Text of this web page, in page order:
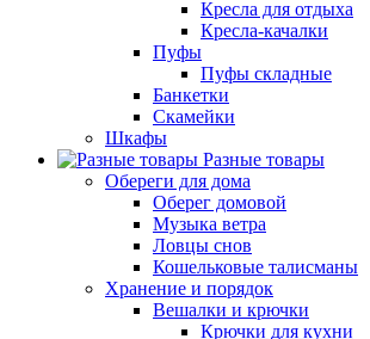
Кресла для отдыха
Кресла-качалки
Пуфы
Пуфы складные
Банкетки
Скамейки
Шкафы
Разные товары
Обереги для дома
Оберег домовой
Музыка ветра
Ловцы снов
Кошельковые талисманы
Хранение и порядок
Вешалки и крючки
Крючки для кухни